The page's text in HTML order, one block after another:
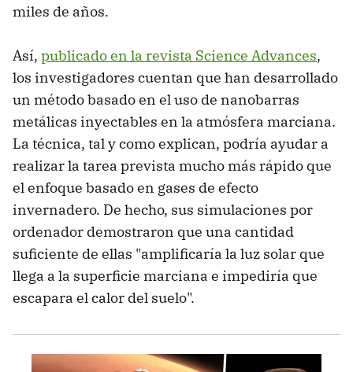
miles de años.
Así, publicado en la revista Science Advances,
los investigadores cuentan que han desarrollado
un método basado en el uso de nanobarras
metálicas inyectables en la atmósfera marciana.
La técnica, tal y como explican, podría ayudar a
realizar la tarea prevista mucho más rápido que
el enfoque basado en gases de efecto
invernadero. De hecho, sus simulaciones por
ordenador demostraron que una cantidad
suficiente de ellas "amplificaría la luz solar que
llega a la superficie marciana e impediría que
escapara el calor del suelo".